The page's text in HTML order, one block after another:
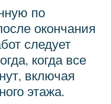
по
окончания
следует
когда все
включая
этажа.